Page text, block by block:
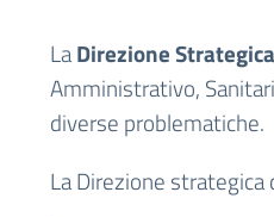
LaDirezione
Amministrativo,
diverse problematiche.
La Direzione strategica